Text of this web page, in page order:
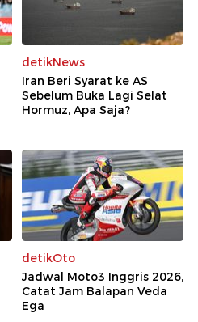
detikNews
Iran Beri Syarat ke AS
Sebelum Buka Lagi Selat
Hormuz, Apa Saja?
detikOto
Jadwal Moto3 Inggris 2026,
Catat Jam Balapan Veda
Ega